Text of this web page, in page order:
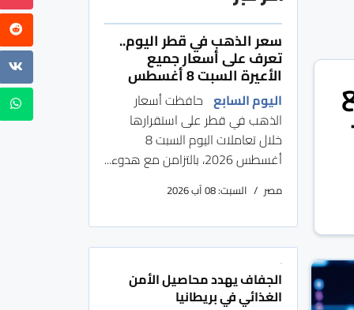
سعر الذهب في قطر اليوم..
تعرف على أسعار جميع
الأعيرة السبت 8 أغسطس
اليوم السابع حافظت أسعار
الذهب في قطر على استقرارها
خلال تعاملات اليوم السبت 8
أغسطس 2026، بالتزامن مع هدوء...
مصر السبت: 08 آب 2026
الجفاف يهدد محاصيل الأمن
الغذائي في بريطانيا